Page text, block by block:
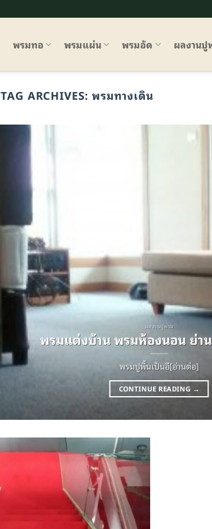
พรมทอ พรมแผ่น พรมอัด ผลงานปู
TAG ARCHIVES: พรมทางเดิน
ผลงานปูพรม
พรมแต่งบ้าน พรมห้องนอน ย่า
พรมปูพื้นเป็นอี[อ่านต่อ]
CONTINUE READING →